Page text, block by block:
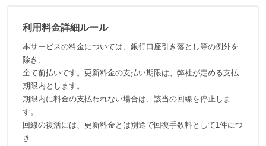
利用料金詳細ルール
本サービスの料金については、銀行口座引き落とし等の例外を
除き、
全て前払いです。更新料金の支払い期限は、弊社が定める支払
期限内とします。
期限内に料金の支払われない場合は、該当の回線を停止しま
す。
回線の復活には、更新料金とは別途で回復手数料として1件につ
き